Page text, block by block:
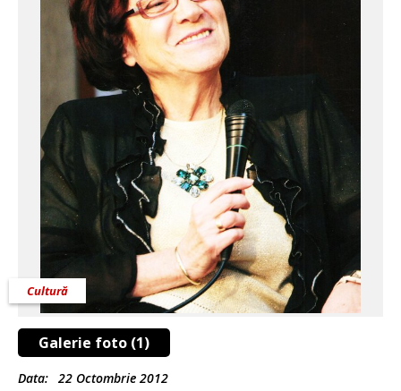
Galerie foto (1)
Cultură
Data: 22 Octombrie 2012